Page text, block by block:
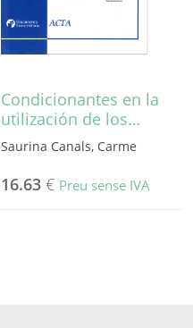
Condicionantes en la
utilización de los…
Saurina Canals, Carme
16.63 € Preu sense IVA